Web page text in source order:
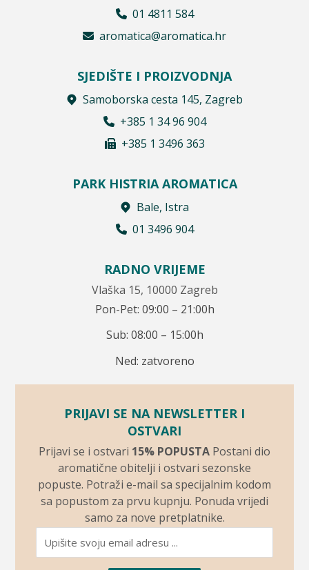
01 4811 584
aromatica@aromatica.hr
SJEDIŠTE I PROIZVODNJA
Samoborska cesta 145, Zagreb
+385 1 34 96 904
+385 1 3496 363
PARK HISTRIA AROMATICA
Bale, Istra
01 3496 904
RADNO VRIJEME
Vlaška 15, 10000 Zagreb
Pon-Pet: 09:00 – 21:00h
Sub: 08:00 – 15:00h
Ned: zatvoreno
PRIJAVI SE NA NEWSLETTER I
OSTVARI
Prijavi se i ostvari 15% POPUSTA Postani dio
aromatične obitelji i ostvari sezonske
popuste. Potraži e-mail sa specijalnim kodom
sa popustom za prvu kupnju. Ponuda vrijedi
samo za nove pretplatnike.